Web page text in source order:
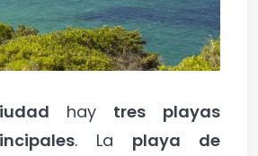
hay tres playas
. La playa de